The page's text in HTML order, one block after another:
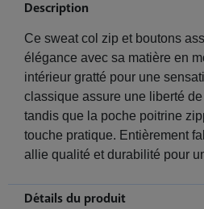
Description
Ce sweat col zip et boutons
élégance avec sa matière en
intérieur gratté pour une
classique assure une liberté
tandis que la poche poitrine
touche pratique. Entièrement
allie qualité et durabilité pour
Détails du produit